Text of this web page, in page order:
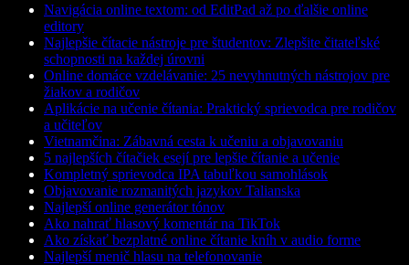
Navigácia online textom: od EditPad až po ďalšie online
editory
Najlepšie čítacie nástroje pre študentov: Zlepšite čitateľské
schopnosti na každej úrovni
Online domáce vzdelávanie: 25 nevyhnutných nástrojov pre
žiakov a rodičov
Aplikácie na učenie čítania: Praktický sprievodca pre rodičov
a učiteľov
Vietnamčina: Zábavná cesta k učeniu a objavovaniu
5 najlepších čítačiek esejí pre lepšie čítanie a učenie
Kompletný sprievodca IPA tabuľkou samohlások
Objavovanie rozmanitých jazykov Talianska
Najlepší online generátor tónov
Ako nahrať hlasový komentár na TikTok
Ako získať bezplatné online čítanie kníh v audio forme
Najlepší menič hlasu na telefonovanie